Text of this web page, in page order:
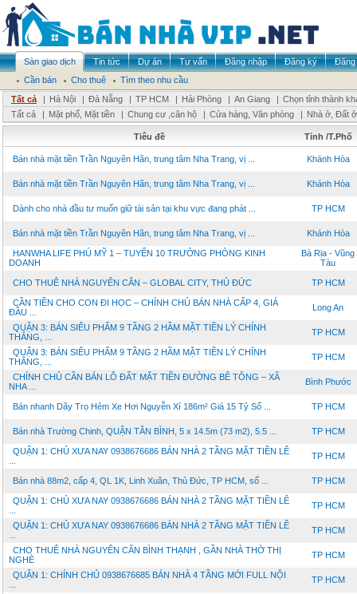
Sàn giao dịch Tin tức Dự án Tư vấn Đăng nhập Đăng ký
Đăng
Cần bán
Cho thuê
Tìm theo nhu cầu
Tất cả
| Hà Nội | Đà Nẵng | TP HCM | Hải Phòng | An Giang | Chọn tỉnh thành
Tất cả
| Mặt phố, Mặt tiền | Chung cư ,căn hộ | Cửa hàng, Văn phòng | Nhà ở, Đất ở
Tiêu đề Tỉnh /T.Phố
Bán nhà mặt tiền Trần Nguyên Hãn, trung tâm Nha Trang, vị ... Khánh Hòa
Bán nhà mặt tiền Trần Nguyên Hãn, trung tâm Nha Trang, vị ... Khánh Hòa
Dành cho nhà đầu tư muốn giữ tài sản tại khu vực đang phát ... TP HCM
Bán nhà mặt tiền Trần Nguyên Hãn, trung tâm Nha Trang, vị ... Khánh Hòa
HANWHA LIFE PHÚ MỸ 1 – TUYỂN 10 TRƯỞNG PHÒNG KINH
DOANH
Bà Rịa - Vũng
Tàu
CHO THUÊ NHÀ NGUYÊN CĂN – GLOBAL CITY, THỦ ĐỨC TP HCM
CẦN TIỀN CHO CON ĐI HỌC – CHÍNH CHỦ BÁN NHÀ CẤP 4, GIÁ
ĐẦU ...
Long An
QUẬN 3: BÁN SIÊU PHẨM 9 TẦNG 2 HẦM MẶT TIỀN LÝ CHÍNH
THẮNG, ...
TP HCM
QUẬN 3: BÁN SIÊU PHẨM 9 TẦNG 2 HẦM MẶT TIỀN LÝ CHÍNH
THẮNG, ...
TP HCM
CHÍNH CHỦ CẦN BÁN LÔ ĐẤT MẶT TIỀN ĐƯỜNG BÊ TÔNG – XÃ
NHA ...
Bình Phước
Bán nhanh Dãy Trọ Hẻm Xe Hơi Nguyễn Xí 186m² Giá 15 Tỷ Sổ ... TP HCM
Bán nhà Trường Chinh, QUẬN TÂN BÌNH, 5 x 14.5m (73 m2), 5.5 ... TP HCM
QUẬN 1: CHỦ XƯA NAY 0938676686 BÁN NHÀ 2 TẦNG MẶT TIỀN LÊ
TP HCM
Bán nhà 88m2, cấp 4, QL 1K, Linh Xuân, Thủ Đức, TP HCM, sổ ... TP HCM
QUẬN 1: CHỦ XƯA NAY 0938676686 BÁN NHÀ 2 TẦNG MẶT TIỀN LÊ
TP HCM
QUẬN 1: CHỦ XƯA NAY 0938676686 BÁN NHÀ 2 TẦNG MẶT TIỀN LÊ
TP HCM
CHO THUÊ NHÀ NGUYÊN CĂN BÌNH THẠNH , GẦN NHÀ THỜ THỊ
NGHÈ
TP HCM
QUẬN 1: CHÍNH CHỦ 0938676685 BÁN NHÀ 4 TẦNG MỚI FULL NỘI
TP HCM